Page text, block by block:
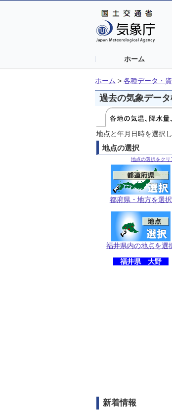
ホーム
ホーム > 各種データ・
過去の気象デー
地点と年月日時を選択
地点の選択
地点の選択をクリ
都府県・地方を選択
福井県内の地点を選
福井県 大野
新着情報